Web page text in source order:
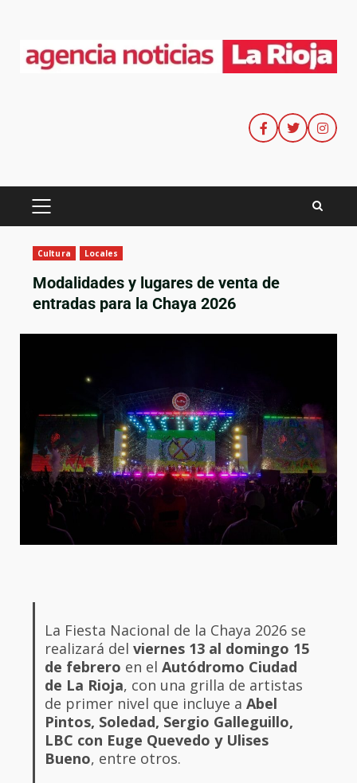
Cultura Locales
Modalidades y lugares de venta de
entradas para la Chaya 2026
La Fiesta Nacional de la Chaya 2026 se
realizará del viernes 13 al domingo 15
de febrero en el Autódromo Ciudad
de La Rioja, con una grilla de artistas
de primer nivel que incluye a Abel
Pintos, Soledad, Sergio Galleguillo,
LBC con Euge Quevedo y Ulises
Bueno, entre otros.